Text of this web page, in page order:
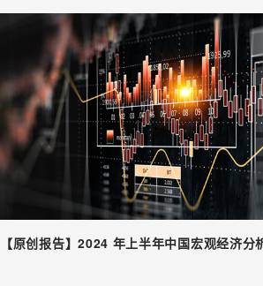
【原创报告】2024 年上半年中国宏观经济分